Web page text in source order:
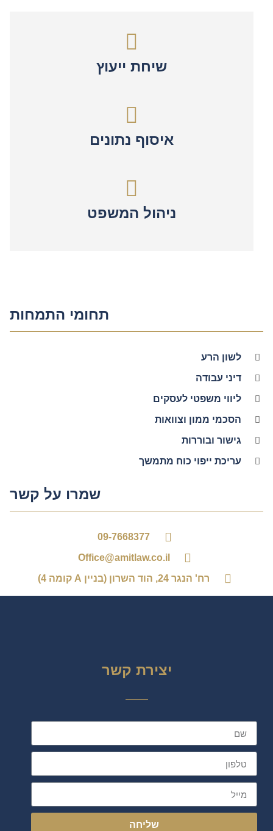
שיחת ייעוץ
איסוף נתונים
ניהול המשפט
תחומי התמחות
לשון הרע
דיני עבודה
ליווי משפטי לעסקים
הסכמי ממון וצוואות
גישור ובוררות
עריכת ייפוי כוח מתמשך
שמרו על קשר
09-7668377
Office@amitlaw.co.il
רח' הנגר 24, הוד השרון (בניין A קומה 4)
יצירת קשר
שליחה